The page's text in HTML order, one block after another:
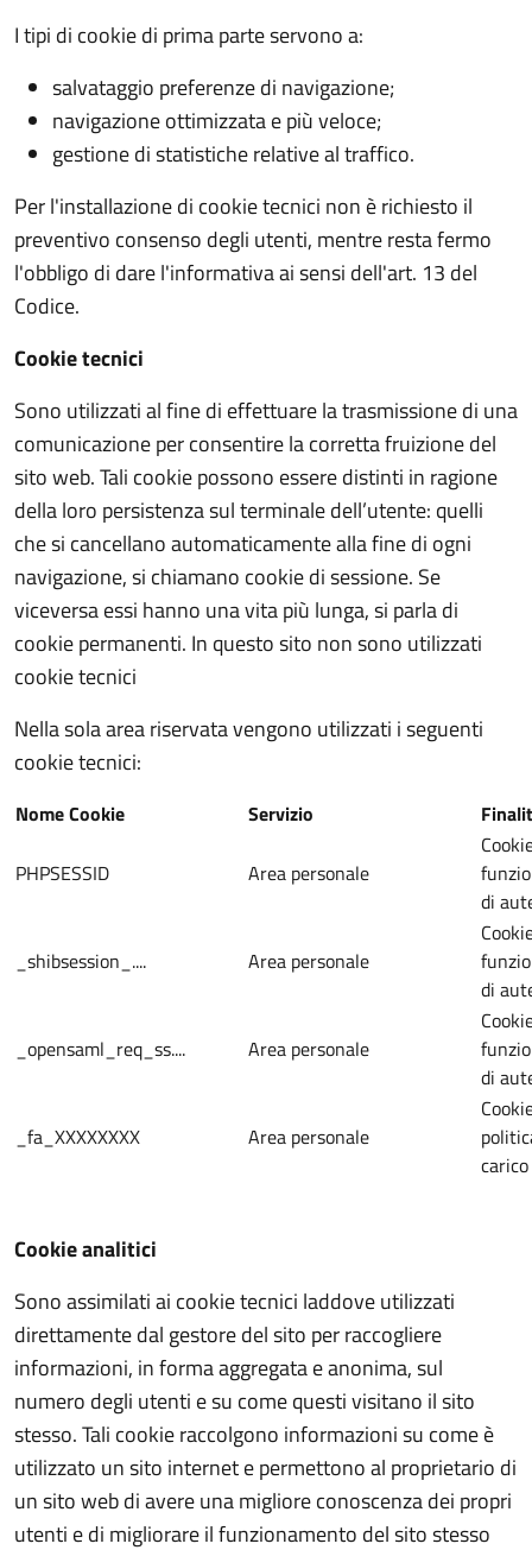
I tipi di cookie di prima parte servono a:
salvataggio preferenze di navigazione;
navigazione ottimizzata e più veloce;
gestione di statistiche relative al traffico.
Per l'installazione di cookie tecnici non è richiesto il
preventivo consenso degli utenti, mentre resta fermo
l'obbligo di dare l'informativa ai sensi dell'art. 13 del
Codice.
Cookie tecnici
Sono utilizzati al fine di effettuare la trasmissione di una
comunicazione per consentire la corretta fruizione del
sito web. Tali cookie possono essere distinti in ragione
della loro persistenza sul terminale dell’utente: quelli
che si cancellano automaticamente alla fine di ogni
navigazione, si chiamano cookie di sessione. Se
viceversa essi hanno una vita più lunga, si parla di
cookie permanenti. In questo sito non sono utilizzati
cookie tecnici
Nella sola area riservata vengono utilizzati i seguenti
cookie tecnici:
Nome Cookie Servizio
PHPSESSID Area personale
di
_shibsession_.... Area personale
di
_opensaml_req_ss.... Area personale
di
_fa_XXXXXXXX Area personale
Cookie analitici
Sono assimilati ai cookie tecnici laddove utilizzati
direttamente dal gestore del sito per raccogliere
informazioni, in forma aggregata e anonima, sul
numero degli utenti e su come questi visitano il sito
stesso. Tali cookie raccolgono informazioni su come è
utilizzato un sito internet e permettono al proprietario di
un sito web di avere una migliore conoscenza dei propri
utenti e di migliorare il funzionamento del sito stesso